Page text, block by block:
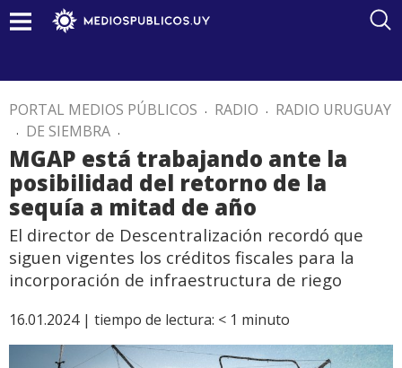
PORTAL MEDIOS PÚBLICOS . RADIO . RADIO URUGUAY
. DE SIEMBRA .
MGAP está trabajando ante la
posibilidad del retorno de la
sequía a mitad de año
El director de Descentralización recordó que
siguen vigentes los créditos fiscales para la
incorporación de infraestructura de riego
16.01.2024 | tiempo de lectura: < 1 minuto